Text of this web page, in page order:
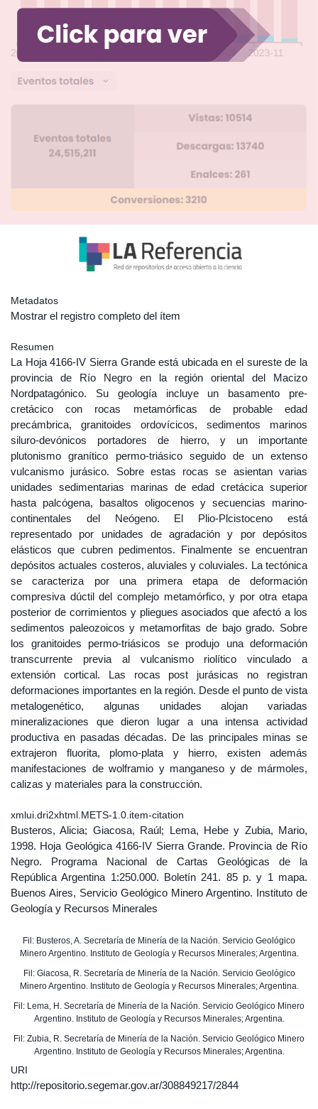
Metadatos
Mostrar el registro completo del ítem
Resumen
La Hoja 4166-IV Sierra Grande está ubicada en el sureste de la
provincia de Río Negro en la región oriental del Macizo
Nordpatagónico. Su geología incluye un basamento pre-
cretácico con rocas metamórficas de probable edad
precámbrica, granitoides ordovícicos, sedimentos marinos
siluro-devónicos portadores de hierro, y un importante
plutonismo granítico permo-triásico seguido de un extenso
vulcanismo jurásico. Sobre estas rocas se asientan varias
unidades sedimentarias marinas de edad cretácica superior
hasta palcógena, basaltos oligocenos y secuencias marino-
continentales del Neógeno. El Plio-Plcistoceno está
representado por unidades de agradación y por depósitos
elásticos que cubren pedimentos. Finalmente se encuentran
depósitos actuales costeros, aluviales y coluviales. La tectónica
se caracteriza por una primera etapa de deformación
compresiva dúctil del complejo metamórfico, y por otra etapa
posterior de corrimientos y pliegues asociados que afectó a los
sedimentos paleozoicos y metamorfitas de bajo grado. Sobre
los granitoides permo-triásicos se produjo una deformación
transcurrente previa al vulcanismo riolítico vinculado a
extensión cortical. Las rocas post jurásicas no registran
deformaciones importantes en la región. Desde el punto de vista
metalogenético, algunas unidades alojan variadas
mineralizaciones que dieron lugar a una intensa actividad
productiva en pasadas décadas. De las principales minas se
extrajeron fluorita, plomo-plata y hierro, existen además
manifestaciones de wolframio y manganeso y de mármoles,
calizas y materiales para la construcción.
xmlui.dri2xhtml.METS-1.0.item-citation
Busteros, Alicia; Giacosa, Raúl; Lema, Hebe y Zubia, Mario,
1998. Hoja Geológica 4166-IV Sierra Grande. Provincia de Río
Negro. Programa Nacional de Cartas Geológicas de la
República Argentina 1:250.000. Boletín 241. 85 p. y 1 mapa.
Buenos Aires, Servicio Geológico Minero Argentino. Instituto de
Geología y Recursos Minerales
Fil: Busteros, A. Secretaría de Minería de la Nación. Servicio Geológico
Minero Argentino. Instituto de Geología y Recursos Minerales; Argentina.
Fil: Giacosa, R. Secretaría de Minería de la Nación. Servicio Geológico
Minero Argentino. Instituto de Geología y Recursos Minerales; Argentina.
Fil: Lema, H. Secretaría de Minería de la Nación. Servicio Geológico Minero
Argentino. Instituto de Geología y Recursos Minerales; Argentina.
Fil: Zubia, R. Secretaría de Minería de la Nación. Servicio Geológico Minero
Argentino. Instituto de Geología y Recursos Minerales; Argentina.
URI
http://repositorio.segemar.gov.ar/308849217/2844